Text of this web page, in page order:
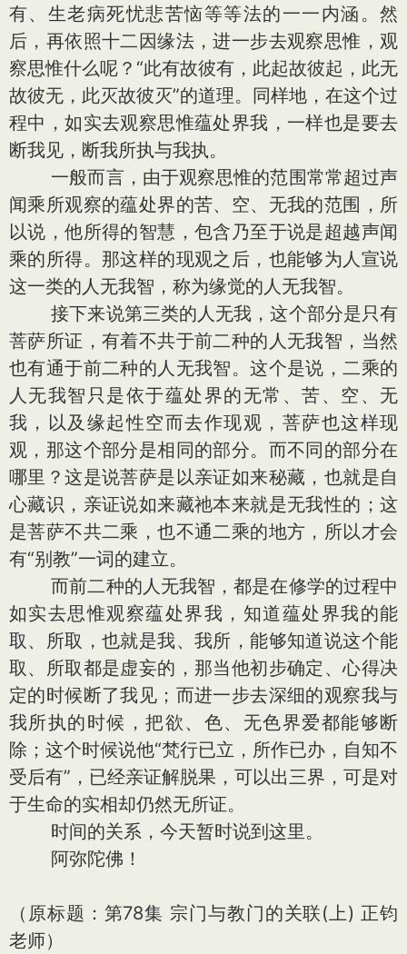
有、生老病死忧悲苦恼等等法的一一内涵。然
后，再依照十二因缘法，进一步去观察思惟，观
察思惟什么呢？“此有故彼有，此起故彼起，此无
故彼无，此灭故彼灭”的道理。同样地，在这个过
程中，如实去观察思惟蕴处界我，一样也是要去
断我见，断我所执与我执。
一般而言，由于观察思惟的范围常常超过声
闻乘所观察的蕴处界的苦、空、无我的范围，所
以说，他所得的智慧，包含乃至于说是超越声闻
乘的所得。那这样的现观之后，也能够为人宣说
这一类的人无我智，称为缘觉的人无我智。
接下来说第三类的人无我，这个部分是只有
菩萨所证，有着不共于前二种的人无我智，当然
也有通于前二种的人无我智。这个是说，二乘的
人无我智只是依于蕴处界的无常、苦、空、无
我，以及缘起性空而去作现观，菩萨也这样现
观，那这个部分是相同的部分。而不同的部分在
哪里？这是说菩萨是以亲证如来秘藏，也就是自
心藏识，亲证说如来藏祂本来就是无我性的；这
是菩萨不共二乘，也不通二乘的地方，所以才会
有“别教”一词的建立。
而前二种的人无我智，都是在修学的过程中
如实去思惟观察蕴处界我，知道蕴处界我的能
取、所取，也就是我、我所，能够知道说这个能
取、所取都是虚妄的，那当他初步确定、心得决
定的时候断了我见；而进一步去深细的观察我与
我所执的时候，把欲、色、无色界爱都能够断
除；这个时候说他“梵行已立，所作已办，自知不
受后有”，已经亲证解脱果，可以出三界，可是对
于生命的实相却仍然无所证。
时间的关系，今天暂时说到这里。
阿弥陀佛！
（原标题：第78集 宗门与教门的关联(上) 正钧
老师）